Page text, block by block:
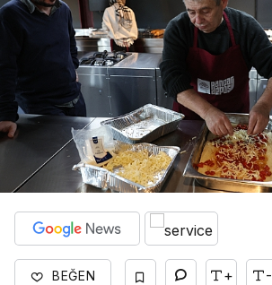
BEĞEN + -